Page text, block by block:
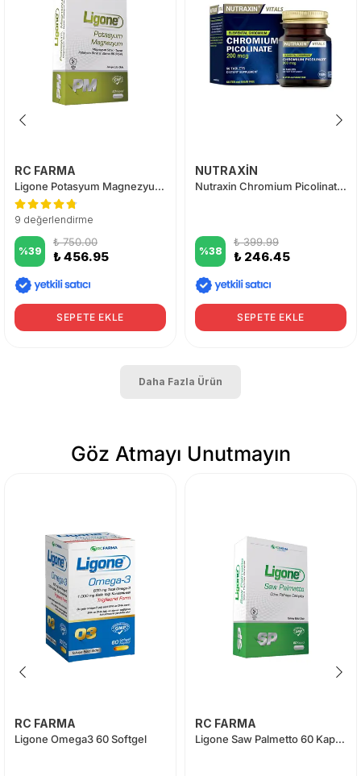
RC FARMA
Ligone Potasyum Magnezyum 60 Kapsül
9 değerlendirme
%39
₺ 750.00
₺ 456.95
SEPETE EKLE
NUTRAXİN
Nutraxin Chromium Picolinate 200 mcg 90 Tablet
%38
₺ 399.99
₺ 246.45
SEPETE EKLE
Daha Fazla Ürün
Göz Atmayı Unutmayın
RC FARMA
Ligone Omega3 60 Softgel
RC FARMA
Ligone Saw Palmetto 60 Kapsül